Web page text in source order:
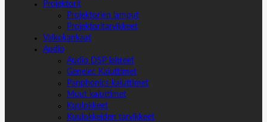
Projektorit
Projektorien lamput
Projektoritarvikkeet
Valkokankaat
Audio
Audio DSP laitteet
Genelec Kaiuttimet
Panphonics kaiuttimet
Muut kaiuttimet
Kuulokkeet
Kuulokkeiden tarvikkeet